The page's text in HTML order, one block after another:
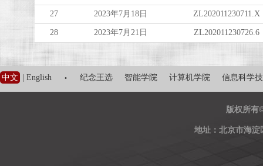
27 2023年7月18日 ZL202011230711.X
28 2023年7月21日 ZL202011230726.6
中文 English · 纪念王选 智能学院 计算机学院 信息科学
版权所有
地址：北京市海